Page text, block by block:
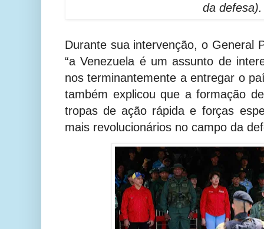
da defesa).
Durante sua intervenção, o General
“a Venezuela é um assunto de
nos terminantemente a entregar o
também explicou que a formação
tropas de ação rápida e forças
mais revolucionários no campo da